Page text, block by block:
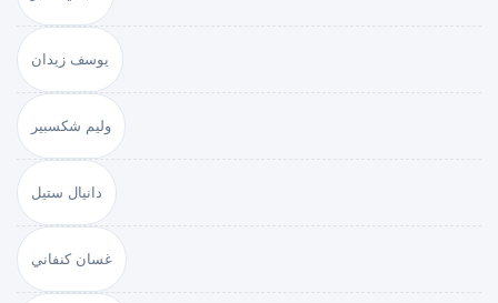
يوسف زيدان
وليم شكسبير
دانيال ستيل
غسان كنفاني